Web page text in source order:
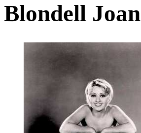
Blondell Joan